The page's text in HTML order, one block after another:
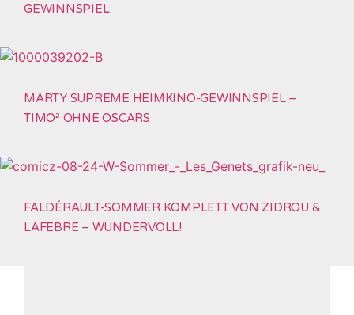
GEWINNSPIEL
MARTY SUPREME HEIMKINO-GEWINNSPIEL –
TIMO² OHNE OSCARS
FALDÉRAULT-SOMMER KOMPLETT VON ZIDROU &
LAFEBRE – WUNDERVOLL!